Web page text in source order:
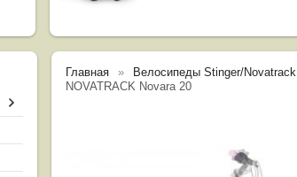
Главная Велосипеды Stinger/Novatrack
NOVATRACK Novara 20